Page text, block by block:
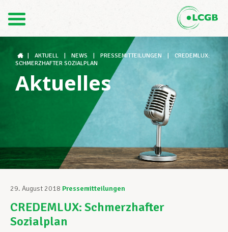
FR
Der LCGB
Gewerkschaftsstrukturen
Unterstützung im Arbeitsalltag
Ihre Rechte
AKTUELL NEWS PRESSEMITTEILUNGEN
CREDEMLUX:
SCHMERZHAFTER SOZIALPLAN
Aktuelles
29. August 2018 Pressemitteilungen
CREDEMLUX: Schmerzhafter
Sozialplan